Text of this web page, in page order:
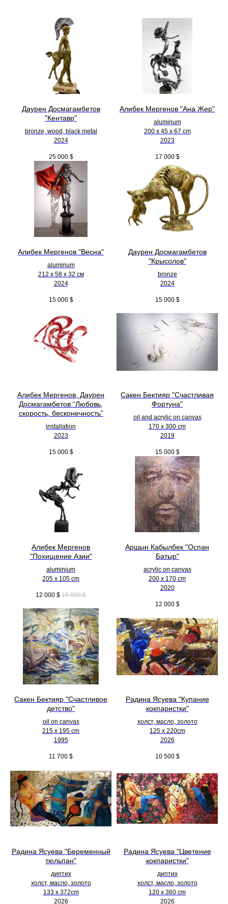
Даурен Досмагамбетов
"Кентавр"
bronze, wood, black metal
2024
25 000 $
Алибек Мергенов "Ана Жер"
aluminum
200 х 45 х 67 cm
2023
17 000 $
Алибек Мергенов "Весна"
aluminum
212 х 58 х 32 см
2024
15 000 $
Даурен Досмагамбетов
"Крысолов"
bronze
2024
15 000 $
Алибек Мергенов, Даурен
Досмагамбетов “Любовь,
скорость, бесконечность”
installation
2023
15 000 $
Сакен Бектияр "Счастливая
Фортуна"
oil and acrylic on canvas
170 x 300 cm
2019
15 000 $
Алибек Мергенов
"Похищение Азии"
aluminium
205 x 105 cm
12 000 $ 15 000 $
Аршын Кабылбек "Оспан
Батыр"
acrylic on canvas
200 x 170 cm
2020
12 000 $
Сакен Бектияр "Счастливое
детство"
oil on canvas
215 x 195 cm
1995
11 700 $
Радина Ясуева "Купание
кокпаристки"
холст, масло, золото
125 х 220cm
2026
10 500 $
Радина Ясуева "Беременный
тюльпан"
диптих
холст, масло, золото
133 х 372cm
2026
Радина Ясуева "Цветение
кокпаристки"
диптих
холст, масло, золото
120 х 360 cm
2026